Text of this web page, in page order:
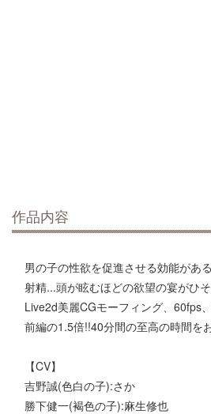
作品内容
男の子の性欲を促進させる効能があ
射精...頭が眩むほどの欲望の宴がひ
Live2d美麗CGモーフィング、60fps
前編の1.5倍!!40分間の至高の時間を
【CV】
吉野誠(色白の子):さか
勝下健一(褐色の子):麻生修也